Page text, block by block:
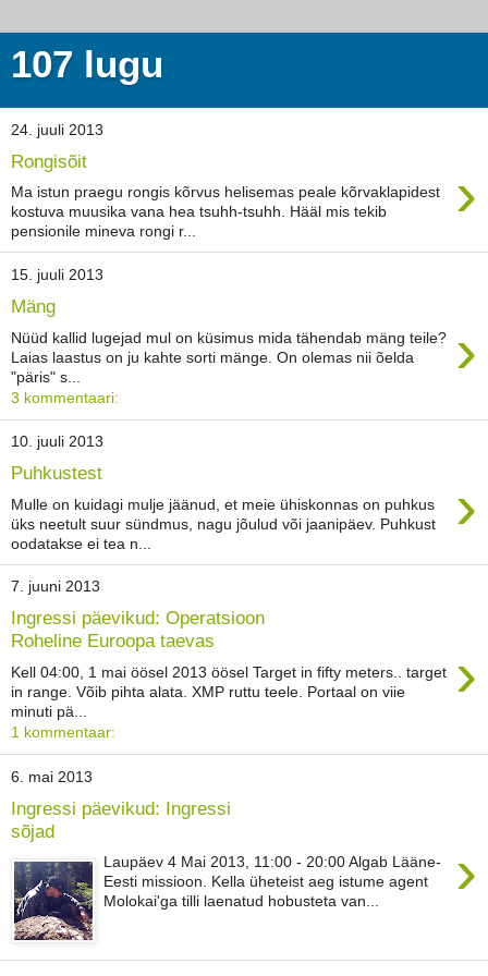
107 lugu
24. juuli 2013
Rongisõit ›
Ma istun praegu rongis kõrvus helisemas peale kõrvaklapidest
kostuva muusika vana hea tsuhh-tsuhh. Hääl mis tekib
pensionile mineva rongi r...
15. juuli 2013
Mäng
›
Nüüd kallid lugejad mul on küsimus mida tähendab mäng teile?
Laias laastus on ju kahte sorti mänge. On olemas nii õelda
"päris" s...
3 kommentaari:
10. juuli 2013
Puhkustest ›
Mulle on kuidagi mulje jäänud, et meie ühiskonnas on puhkus
üks neetult suur sündmus, nagu jõulud või jaanipäev. Puhkust
oodatakse ei tea n...
7. juuni 2013
Ingressi päevikud: Operatsioon
Roheline Euroopa taevas
›
Kell 04:00, 1 mai öösel 2013 öösel Target in fifty meters.. target
in range. Võib pihta alata. XMP ruttu teele. Portaal on viie
minuti pä...
1 kommentaar:
6. mai 2013
Ingressi päevikud: Ingressi
sõjad
›
Laupäev 4 Mai 2013, 11:00 - 20:00 Algab Lääne-
Eesti missioon. Kella üheteist aeg istume agent
Molokai'ga tilli laenatud hobusteta van...